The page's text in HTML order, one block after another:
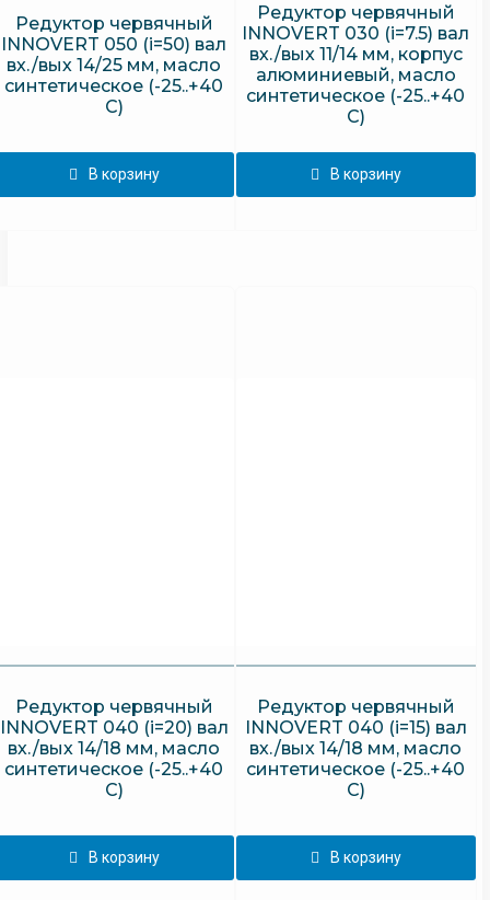
Редуктор червячный
INNOVERT 050 (i=50) вал
вх./вых 14/25 мм, масло
синтетическое (-25..+40
С)
В корзину
Редуктор червячный
INNOVERT 030 (i=7.5) вал
вх./вых 11/14 мм, корпус
алюминиевый, масло
синтетическое (-25..+40
С)
В корзину
Редуктор червячный
INNOVERT 040 (i=20) вал
вх./вых 14/18 мм, масло
синтетическое (-25..+40
С)
В корзину
Редуктор червячный
INNOVERT 040 (i=15) вал
вх./вых 14/18 мм, масло
синтетическое (-25..+40
С)
В корзину